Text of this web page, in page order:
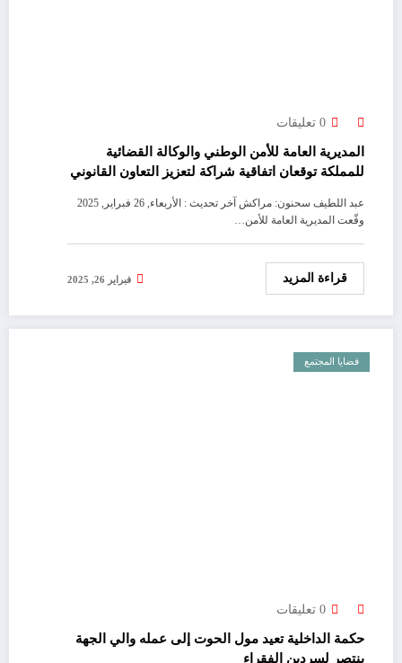
0 تعليقات
المديرية العامة للأمن الوطني والوكالة القضائية
للمملكة توقعان اتفاقية شراكة لتعزيز التعاون القانوني
عبد اللطيف سحنون: مراكش آخر تحديث : الأربعاء, 26 فبراير, 2025
وقّعت المديرية العامة للأمن…
قراءة المزيد فبراير 26, 2025
قضايا المجتمع
0 تعليقات
حكمة الداخلية تعيد مول الحوت إلى عمله والي الجهة
ينتصر لسردين الفقراء